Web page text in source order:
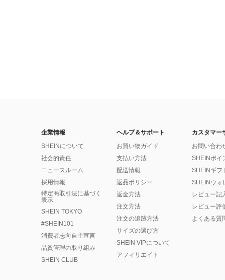
企業情報
SHEINについて
社会的責任
ニュースルーム
採用情報
特定商取引法に基づく
表示
SHEIN TOKYO
#SHEIN101
消費者志向自主宣言
品質管理の取り組み
SHEIN CLUB
ヘルプ＆サポート
お買い物ガイド
支払い方法
配送情報
返品ポリシー
返金方法
注文方法
注文の追跡方法
サイズの選び方
SHEIN VIPについて
アフィリエイト
カスタマー
お問い合わ
SHEINポイ
SHEINギフ
SHEINウォ
レビュー記
レビュー評
よくある質